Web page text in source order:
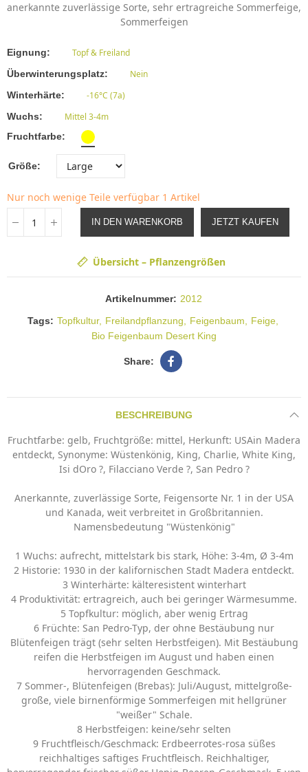
anerkannte zuverlässige Sorte, sehr ertragreiche Sommerfeige,
Sommerfeigen
Eignung Topf & Freiland
Überwinterungsplatz Nein
Winterhärte -16°C (7a)
Wuchs Mittel 3-4m
Fruchtfarbe
Größe
Nur noch wenige Teile verfügbar 1 Artikel
IN DEN WARENKORB JETZT KAUFEN
Übersicht – Pflanzengrößen
Artikelnummer: 2012
Tags: Topfkultur Freilandpflanzung Feigenbaum
Feige
Bio Feigenbaum Desert King
BESCHREIBUNG
Fruchtfarbe: gelb, Fruchtgröße: mittel, Herkunft: USAin Madera
entdeckt, Synonyme: Wüstenkönig, King, Charlie, White King,
Isi dOro ?, Filacciano Verde ?, San Pedro ?
Anerkannte, zuverlässige Sorte, Feigensorte Nr. 1 in der USA
und Kanada, weit verbreitet in Großbritannien.
Namensbedeutung "Wüstenkönig"
1 Wuchs: aufrecht, mittelstark bis stark, Höhe: 3-4m, Ø 3-4m
2 Historie: 1930 in der kalifornischen Stadt Madera entdeckt.
3 Winterhärte: kälteresistent winterhart
4 Produktivität: ertragreich, auch bei geringer Wärmesumme.
5 Topfkultur: möglich, aber wenig Ertrag
6 Früchte: San Pedro-Typ, der ohne Bestäubung nur
Blütenfeigen trägt (sehr selten Herbstfeigen). Mit Bestäubung
reifen die Herbstfeigen im August und haben einen
hervorragenden Geschmack.
7 Sommer-, Blütenfeigen (Brebas): Juli/August, mittelgroße-
große, viele birnenförmige Sommerfeigen mit hellgrüner
"weißer" Schale.
8 Herbstfeigen: keine/sehr selten
9 Fruchtfleisch/Geschmack: Erdbeerrotes-rosa süßes
reichhaltiges saftiges Fruchtfleisch. Reichhaltiger,